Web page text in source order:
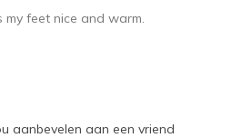
feet nice and warm.
aanbevelen aan een vriend